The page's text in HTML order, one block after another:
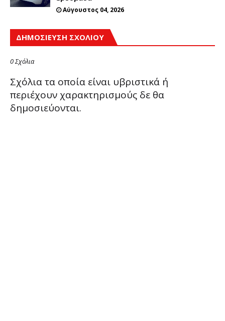
Αύγουστος 04, 2026
ΔΗΜΟΣΊΕΥΣΗ ΣΧΟΛΊΟΥ
0 Σχόλια
Σχόλια τα οποία είναι υβριστικά ή
περιέχουν χαρακτηρισμούς δε θα
δημοσιεύονται.